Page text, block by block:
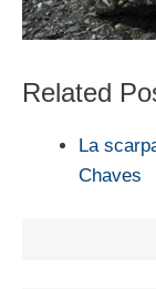
Related
La
Chaves